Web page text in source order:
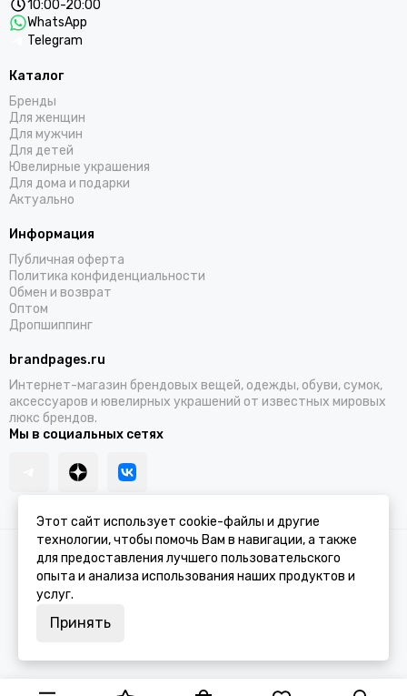
10:00-20:00
WhatsApp
Telegram
Каталог
Бренды
Для женщин
Для мужчин
Для детей
Ювелирные украшения
Для дома и подарки
Актуально
Информация
Публичная оферта
Политика конфиденциальности
Обмен и возврат
Оптом
Дропшиппинг
brandpages.ru
Интернет-магазин брендовых вещей, одежды, обуви, сумок,
аксессуаров и ювелирных украшений от известных мировых
люкс брендов.
Мы в социальных сетях
2026 © BRANDPAGES.Карта сайта
Этот сайт использует cookie-файлы и другие
технологии, чтобы помочь Вам в навигации, а также
для предоставления лучшего пользовательского
опыта и анализа использования наших продуктов и
услуг.
Принять